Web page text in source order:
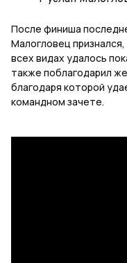
После финиша
Малогловец
всех видах удалось
также поблагодарил
благодаря которой
командном зачете.